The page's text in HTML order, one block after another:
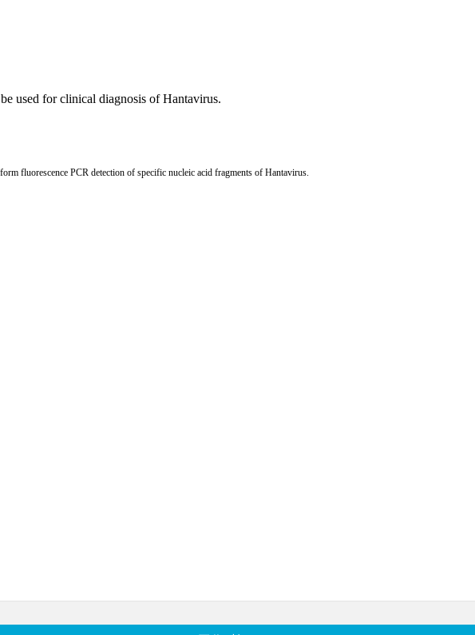
used for clinical diagnosis of Hantavirus.
fluorescence PCR detection of specific nucleic acid fragments of Hantavirus.